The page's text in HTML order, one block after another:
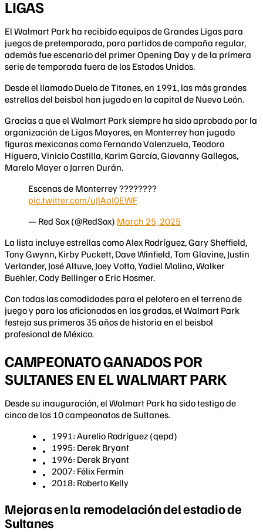
LIGAS
El Walmart Park ha recibido equipos de Grandes Ligas para
juegos de pretemporada, para partidos de campaña regular,
además fue escenario del primer Opening Day y de la primera
serie de temporada fuera de los Estados Unidos.
Desde el llamado Duelo de Titanes, en 1991, las más grandes
estrellas del beisbol han jugado en la capital de Nuevo León.
Gracias a que el Walmart Park siempre ha sido aprobado por la
organización de Ligas Mayores, en Monterrey han jugado
figuras mexicanas como Fernando Valenzuela, Teodoro
Higuera, Vinicio Castilla, Karim García, Giovanny Gallegos,
Marelo Mayer o Jarren Durán.
Escenas de Monterrey ????????
pic.twitter.com/uJlAaI0EWF
— Red Sox (@RedSox) March 25, 2025
La lista incluye estrellas como Alex Rodríguez, Gary Sheffield,
Tony Gwynn, Kirby Puckett, Dave Winfield, Tom Glavine, Justin
Verlander, José Altuve, Joey Votto, Yadiel Molina, Walker
Buehler, Cody Bellinger o Eric Hosmer.
Con todas las comodidades para el pelotero en el terreno de
juego y para los aficionados en las gradas, el Walmart Park
festeja sus primeros 35 años de historia en el beisbol
profesional de México.
CAMPEONATO GANADOS POR
SULTANES EN EL WALMART PARK
Desde su inauguración, el Walmart Park ha sido testigo de
cinco de los 10 campeonatos de Sultanes.
1991: Aurelio Rodríguez (qepd)
1995: Derek Bryant
1996: Derek Bryant
2007: Félix Fermín
2018: Roberto Kelly
Mejoras en la remodelación del estadio de
Sultanes